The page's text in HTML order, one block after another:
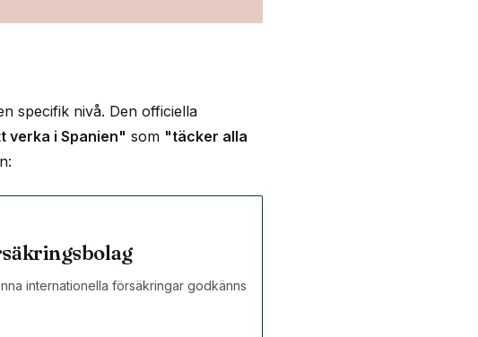
specifik nivå. Den officiella
verka i Spanien" som "täcker alla
internationella försäkringar godkänns